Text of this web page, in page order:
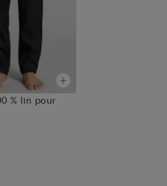
% lin pour